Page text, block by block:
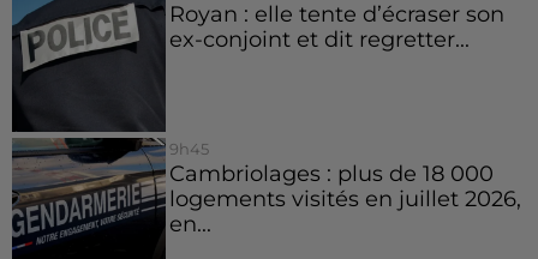
Royan : elle tente d’écraser son
ex-conjoint et dit regretter...
9h45
Cambriolages : plus de 18 000
logements visités en juillet 2026,
en...